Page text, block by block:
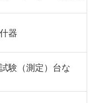
器
験（測定）台な